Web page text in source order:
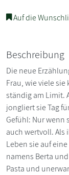
Auf die
Beschreibung
Die neue
Frau, wie viele
ständig am Limit.
jongliert sie Tag
Gefühl: Nur wenn
auch wertvoll. Als
Leben sie auf
namens Berta
Pasta und